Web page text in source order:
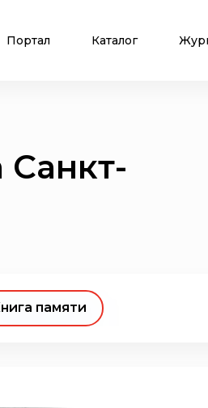
Портал Каталог
Санкт-
памяти